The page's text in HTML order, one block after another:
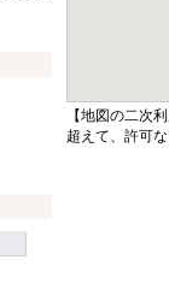
【地図の二次
超えて、許可